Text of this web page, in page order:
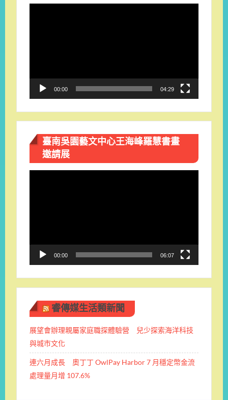
00:00 04:29
臺南吳園藝文中心王海峰羅慧書畫
邀請展
00:00 06:07
睿傳媒生活類新聞
展望會辦理親屬家庭職探體驗營 兒少探索海洋科技
與城市文化
連六月成長 奧丁丁 OwlPay Harbor 7 月穩定幣金流
處理量月增 107.6%